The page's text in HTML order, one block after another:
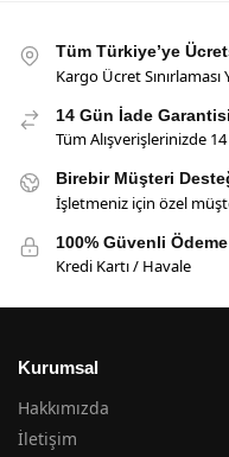
Tüm Türkiye’ye
Kargo Ücret Sınırlaması
14 Gün İade Garantisi
Tüm Alışverişlerinizde
Birebir Müşteri
İşletmeniz için özel
100% Güvenli Ödeme
Kredi Kartı / Havale
Kurumsal
Hakkımızda
İletişim